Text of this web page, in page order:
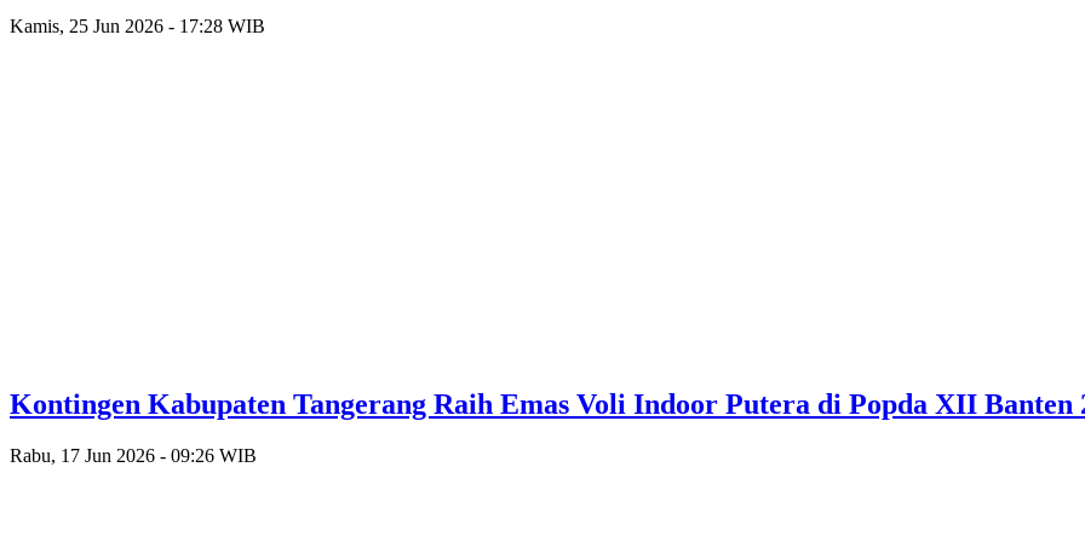
Kamis, 25 Jun 2026 - 17:28 WIB
Kontingen Kabupaten Tangerang Raih Emas Voli Indoor Putera di Popda XII Banten
Rabu, 17 Jun 2026 - 09:26 WIB